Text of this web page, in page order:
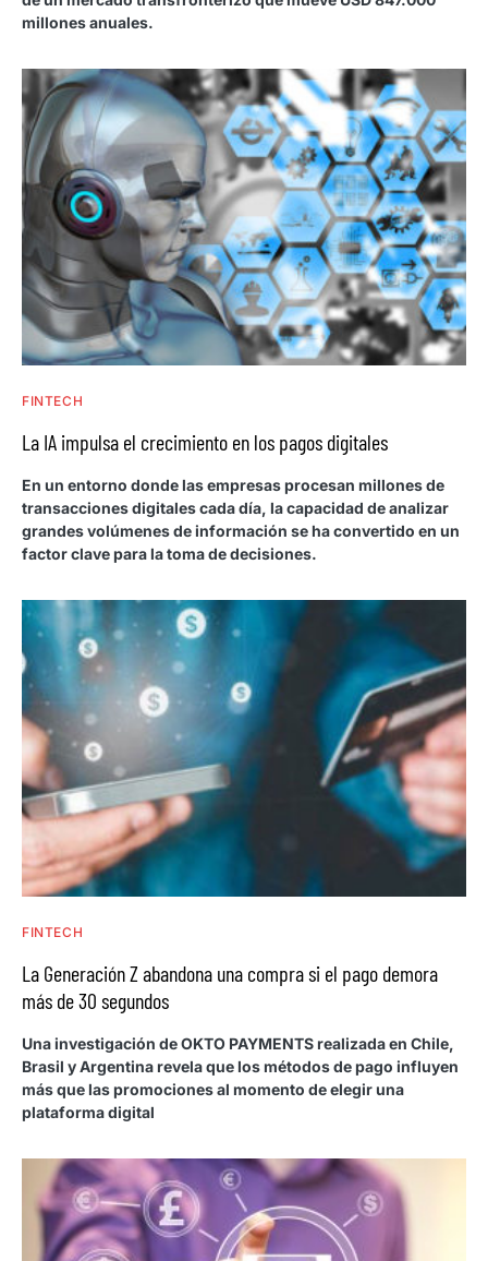
millones anuales.
FINTECH
La IA impulsa el crecimiento en los pagos digitales
En un entorno donde las empresas procesan millones de
transacciones digitales cada día, la capacidad de analizar
grandes volúmenes de información se ha convertido en un
factor clave para la toma de decisiones.
FINTECH
La Generación Z abandona una compra si el pago demora
más de 30 segundos
Una investigación de OKTO PAYMENTS realizada en Chile,
Brasil y Argentina revela que los métodos de pago influyen
más que las promociones al momento de elegir una
plataforma digital